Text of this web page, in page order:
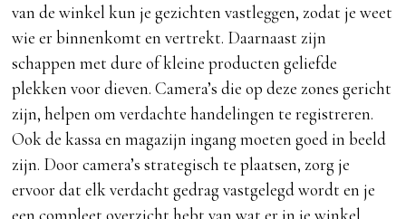
van de winkel kun je gezichten vastleggen, zodat je weet
wie er binnenkomt en vertrekt. Daarnaast zijn
schappen met dure of kleine producten geliefde
plekken voor dieven. Camera’s die op deze zones gericht
zijn, helpen om verdachte handelingen te registreren.
Ook de kassa en magazijn ingang moeten goed in beeld
zijn. Door camera’s strategisch te plaatsen, zorg je
ervoor dat elk verdacht gedrag vastgelegd wordt en je